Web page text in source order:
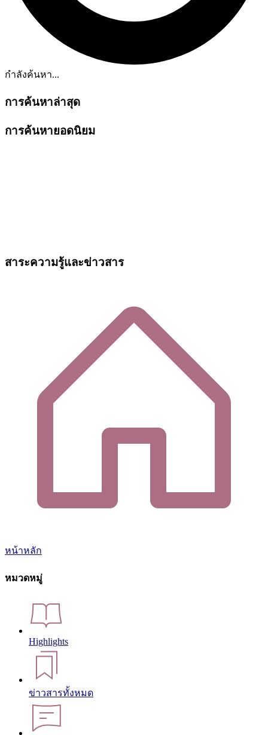
กำลังค้นหา...
การค้นหาล่าสุด
การค้นหายอดนิยม
สาระความรู้และข่าวสาร
หน้าหลัก
หมวดหมู่
Highlights
ข่าวสารทั้งหมด